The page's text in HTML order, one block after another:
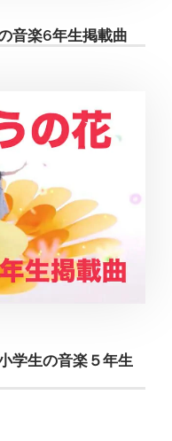
音楽6年生掲載曲
学生の音楽５年生